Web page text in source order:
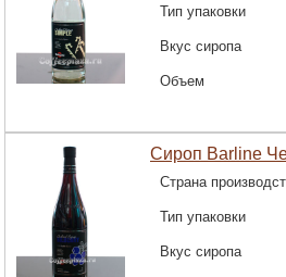
Тип упаковки
Вкус сиропа
Объем
Сироп Barline
Страна
Тип упаковки
Вкус сиропа